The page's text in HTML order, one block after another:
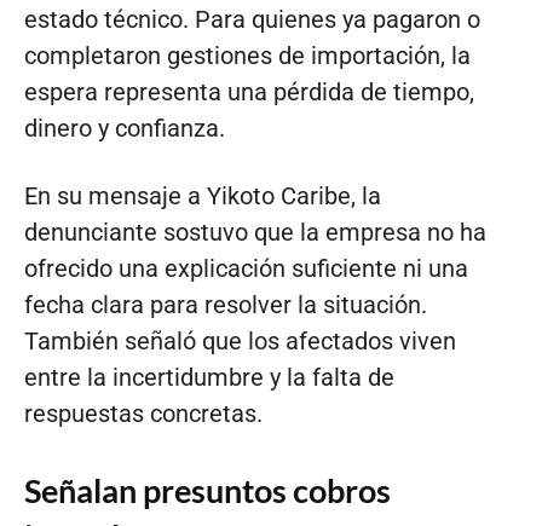
estado técnico. Para quienes ya pagaron o
completaron gestiones de importación, la
espera representa una pérdida de tiempo,
dinero y confianza.
En su mensaje a Yikoto Caribe, la
denunciante sostuvo que la empresa no ha
ofrecido una explicación suficiente ni una
fecha clara para resolver la situación.
También señaló que los afectados viven
entre la incertidumbre y la falta de
respuestas concretas.
Señalan presuntos cobros